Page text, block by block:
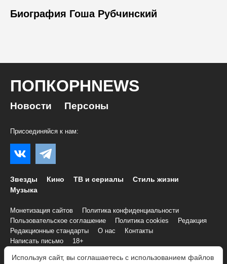
Биография Гоша Рубчинский
ПОПКОРНNEWS
Новости Персоны
Присоединяйся к нам:
Звезды Кино ТВ и сериалы
Стиль жизни
Музыка
Монетизация сайтов
Политика конфиденциальности
Пользовательское соглашение
Политика cookies
Редакция
Редакционные стандарты
О нас
Контакты
Написать письмо
18+
Используя сайт, вы соглашаетесь с использованием файлов